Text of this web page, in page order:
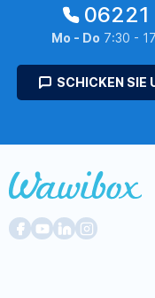
Mo - Do 7:30 -
SCHICKEN SIE